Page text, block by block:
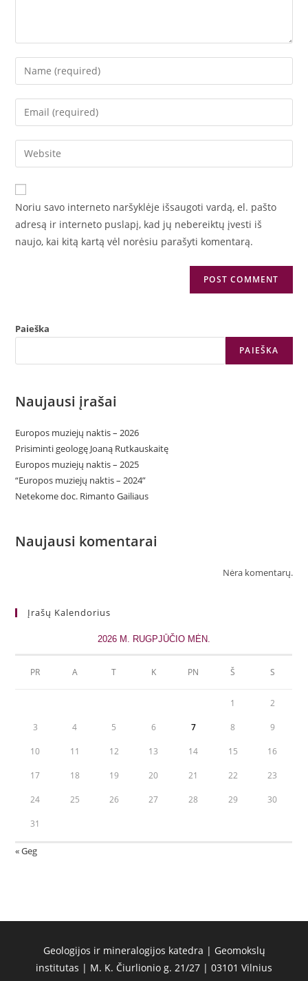
Enter
your
name
comment
Enter
your
email
address
comment
Enter
your
website
URL
Noriu savo interneto naršyklėje išsaugoti vardą, el. pašto
adresą ir interneto puslapį, kad jų nebereiktų įvesti iš
naujo, kai kitą kartą vėl norėsiu parašyti komentarą.
Paieška
PAIEŠKA
Naujausi įrašai
Europos muziejų naktis – 2026
Prisiminti geologę Joaną Rutkauskaitę
Europos muziejų naktis – 2025
“Europos muziejų naktis – 2024”
Netekome doc. Rimanto Gailiaus
Naujausi komentarai
Nėra komentarų.
Įrašų Kalendorius
2026 M. RUGPJŪČIO MĖN.
PR A T K PN Š S
1 2
3 4 5 6 7 8 9
10 11 12 13 14 15 16
17 18 19 20 21 22 23
24 25 26 27 28 29 30
31
« Geg
Geologijos ir mineralogijos katedra | Geomokslų
institutas | M. K. Čiurlionio g. 21/27 | 03101 Vilnius